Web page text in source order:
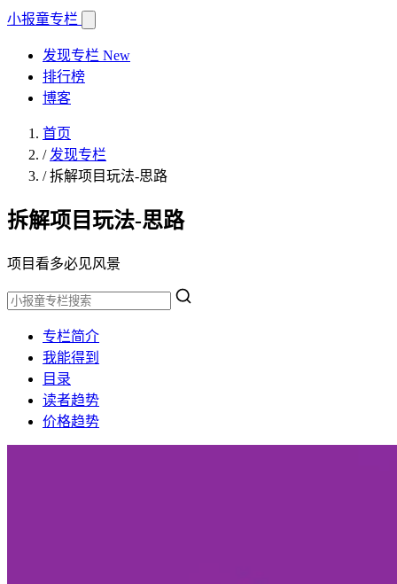
小报童专栏
发现专栏 New
排行榜
博客
首页
/ 发现专栏
/拆解项目玩法-思路
拆解项目玩法-思路
项目看多必见风景
专栏简介
我能得到
目录
读者趋势
价格趋势